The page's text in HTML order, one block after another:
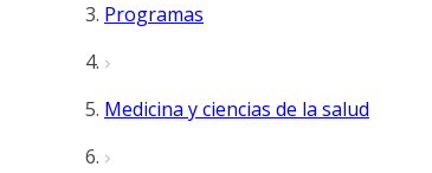
Programas
Medicina y ciencias de la salud